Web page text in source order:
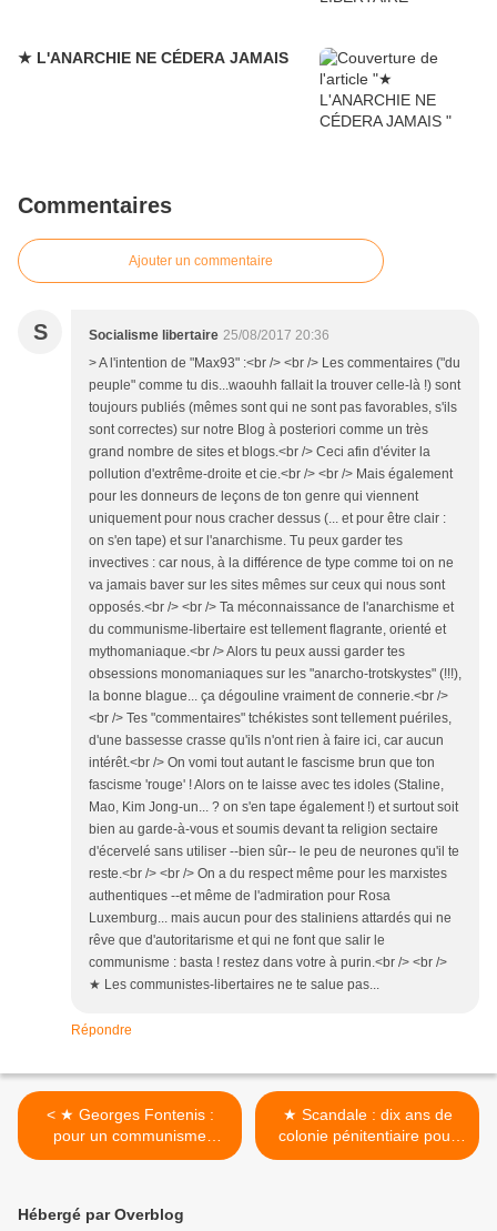
★ L'ANARCHIE NE CÉDERA JAMAIS
Commentaires
Ajouter un commentaire
S Socialisme libertaire 25/08/2017 20:36
> A l'intention de "Max93" :<br /> <br /> Les commentaires ("du
peuple" comme tu dis...waouhh fallait la trouver celle-là !) sont
toujours publiés (mêmes sont qui ne sont pas favorables, s'ils
sont correctes) sur notre Blog à posteriori comme un très
grand nombre de sites et blogs.<br /> Ceci afin d'éviter la
pollution d'extrême-droite et cie.<br /> <br /> Mais également
pour les donneurs de leçons de ton genre qui viennent
uniquement pour nous cracher dessus (... et pour être clair :
on s'en tape) et sur l'anarchisme. Tu peux garder tes
invectives : car nous, à la différence de type comme toi on ne
va jamais baver sur les sites mêmes sur ceux qui nous sont
opposés.<br /> <br /> Ta méconnaissance de l'anarchisme et
du communisme-libertaire est tellement flagrante, orienté et
mythomaniaque.<br /> Alors tu peux aussi garder tes
obsessions monomaniaques sur les "anarcho-trotskystes" (!!!),
la bonne blague... ça dégouline vraiment de connerie.<br />
<br /> Tes "commentaires" tchékistes sont tellement puériles,
d'une bassesse crasse qu'ils n'ont rien à faire ici, car aucun
intérêt.<br /> On vomi tout autant le fascisme brun que ton
fascisme 'rouge' ! Alors on te laisse avec tes idoles (Staline,
Mao, Kim Jong-un... ? on s'en tape également !) et surtout soit
bien au garde-à-vous et soumis devant ta religion sectaire
d'écervelé sans utiliser --bien sûr-- le peu de neurones qu'il te
reste.<br /> <br /> On a du respect même pour les marxistes
authentiques --et même de l'admiration pour Rosa
Luxemburg... mais aucun pour des staliniens attardés qui ne
rêve que d'autoritarisme et qui ne font que salir le
communisme : basta ! restez dans votre à purin.<br /> <br />
★ Les communistes-libertaires ne te salue pas...
Répondre
< ★ Georges Fontenis :
pour un communisme
libertaire
★ Scandale : dix ans de
colonie pénitentiaire pour
Koltchenko ! >
Hébergé par Overblog